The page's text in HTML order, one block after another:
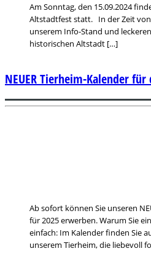
Am Sonntag, den 15.09.2024
Altstadtfest statt. In der Zeit
unserem Info-Stand und
historischen Altstadt […]
Ab sofort können Sie unseren
für 2025 erwerben. Warum Sie
einfach: Im Kalender finden Sie
unserem Tierheim, die liebevoll
NEUER Tierheim-Kalender